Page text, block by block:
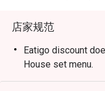
店家规范
Eatigo discount
House set menu.